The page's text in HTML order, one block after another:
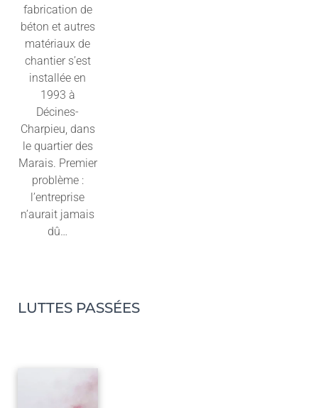
fabrication de
béton et autres
matériaux de
chantier s’est
installée en
1993 à
Décines-
Charpieu, dans
le quartier des
Marais. Premier
problème :
l’entreprise
n’aurait jamais
dû…
LUTTES PASSÉES